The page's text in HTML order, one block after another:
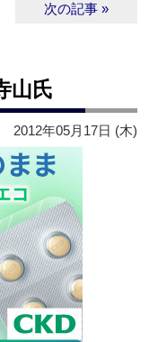
次の記事 »
山氏
2012年05月17日 (木)